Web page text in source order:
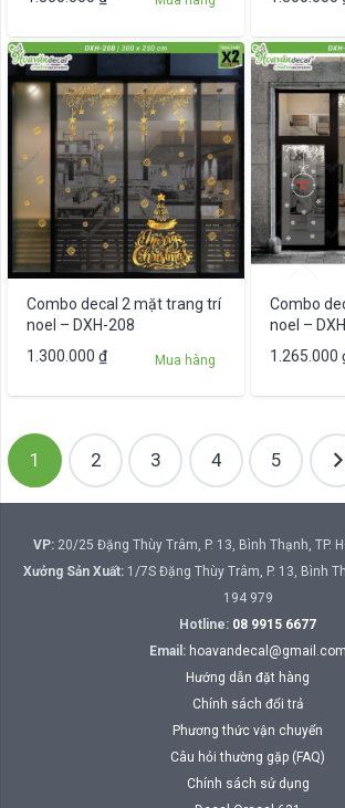
Combo decal 2 mặt trang trí
noel – DXH-208
1.300.000 ₫ Mua hàng
Combo
noel –
1.265.000
Phân
trang
bài
viết
1 2 3 4 5
VP:20/25 Đặng Thùy Trâm, P. 13, Bình Thạnh, TP.
Xưởng Sản Xuất: 1/7S Đặng Thùy Trâm, P. 13, Bình
194 979
Hotline: 08 9915 6677
Email: hoavandecal@gmail.com
Hướng dẫn đặt hàng
Chính sách đổi trả
Phương thức vận chuyển
Câu hỏi thường gặp (FAQ)
Chính sách sử dụng